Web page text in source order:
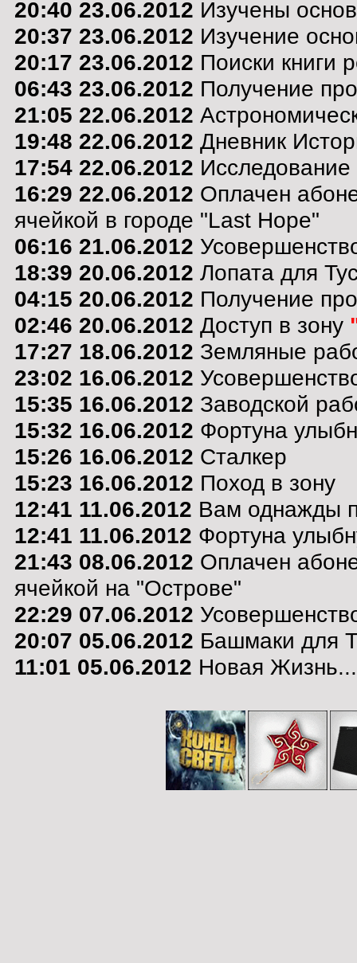
20:40 23.06.2012 Изучены
20:37 23.06.2012 Изучение
20:17 23.06.2012 Поиски книги
06:43 23.06.2012 Получение
21:05 22.06.2012
19:48 22.06.2012 Дневник
17:54 22.06.2012
16:29 22.06.2012 Оплачен
ячейкой в городе "Last Hope"
06:16 21.06.2012
18:39 20.06.2012 Лопата для
04:15 20.06.2012 Получение
02:46 20.06.2012 Доступ в зону
17:27 18.06.2012 Земляные
23:02 16.06.2012
15:35 16.06.2012 Заводской
15:32 16.06.2012 Фортуна
15:26 16.06.2012 Сталкер
15:23 16.06.2012 Поход в зону
12:41 11.06.2012 Вам однажды
12:41 11.06.2012 Фортуна
21:43 08.06.2012 Оплачен
ячейкой на "Острове"
22:29 07.06.2012
20:07 05.06.2012 Башмаки для
11:01 05.06.2012 Новая Жизнь...